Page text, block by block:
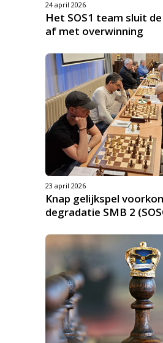
24 april 2026
Het SOS1 team sluit
af met overwinning
23 april 2026
Knap gelijkspel
degradatie SMB 2